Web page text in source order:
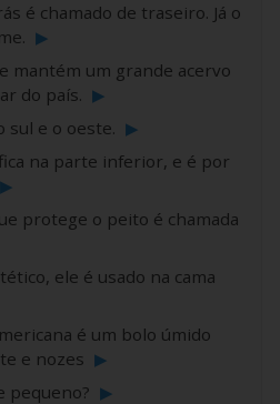
é chamado de traseiro. Já o
▶
mantém um grande acervo
do país. ▶
sul e o oeste. ▶
na parte inferior, e é por
▶
protege o peito é chamada
ele é usado na cama
é um bolo úmido
e nozes ▶
pequeno? ▶